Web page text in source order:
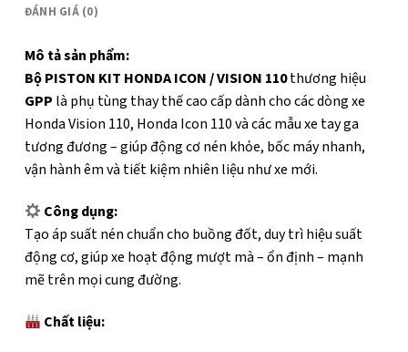
ĐÁNH GIÁ (0)
Mô tả sản phẩm:
Bộ PISTON KIT HONDA ICON / VISION 110thương hiệu
GPP là phụ tùng thay thế cao cấp dành cho các dòng xe
Honda Vision 110, Honda Icon 110 và các mẫu xe tay ga
tương đương – giúp động cơ nén khỏe, bốc máy nhanh,
vận hành êm và tiết kiệm nhiên liệu như xe mới.
Công dụng:
Tạo áp suất nén chuẩn cho buồng đốt, duy trì hiệu suất
động cơ, giúp xe hoạt động mượt mà – ổn định – mạnh
mẽ trên mọi cung đường.
Chất liệu: